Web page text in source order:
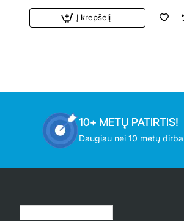
Į krepšelį
10+ METŲ PATIRTIS!
Daugiau nei 10 metų